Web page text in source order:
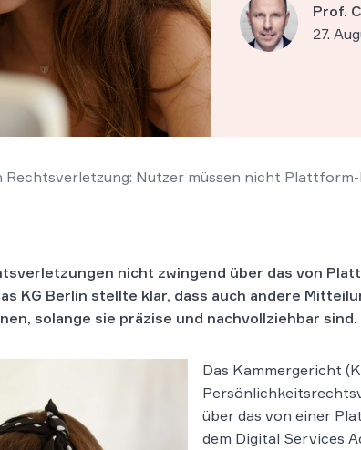
Prof.
27.
Rechtsverletzung: Nutzer müssen nicht
nicht zwingend über das von
KG Berlin stellte klar, dass auch andere
solange sie präzise und nachvollziehbar sind.
Das Kammergericht
über das von einer
dem Digital Services